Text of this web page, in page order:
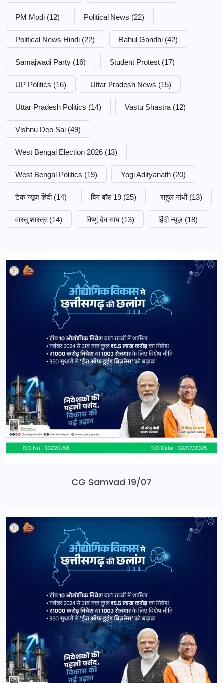
PM Modi (12) Political News (22)
Political News Hindi (22) Rahul Gandhi (42)
Samajwadi Party (16) Student Protest (17)
UP Politics (16) Uttar Pradesh News (15)
Uttar Pradesh Politics (14) Vastu Shastra (12)
Vishnu Deo Sai (49)
West Bengal Election 2026 (13)
West Bengal Politics (19) Yogi Adityanath (20)
टेक न्यूज़ हिंदी (14) बिग बॉस 19 (25) राहुल गांधी (13)
वास्तु शास्त्र (14) विष्णु देव साय (13) हिंदी न्यूज़ (18)
CG Samvad 19/07